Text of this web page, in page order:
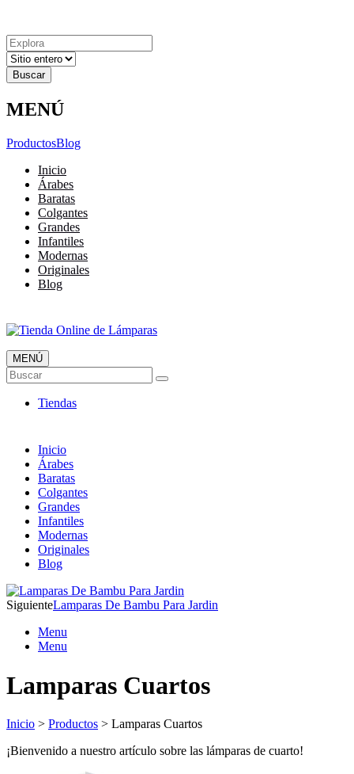
Resultados
para
MENÚ
ProductosBlog
Inicio
Árabes
Baratas
Colgantes
Grandes
Infantiles
Modernas
Originales
Blog
Tienda Online de Lámparas
TOP en Ventas
MENÚ
Buscar
Tiendas
Inicio
Árabes
Baratas
Colgantes
Grandes
Infantiles
Modernas
Originales
Blog
SiguienteLamparas De Bambu Para Jardin
Menu
Menu
Lamparas Cuartos
Inicio > Productos > Lamparas Cuartos
¡Bienvenido a nuestro artículo sobre las lámparas de cuarto!